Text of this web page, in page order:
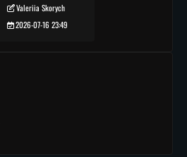
Valeriia Skorych
2026-07-16 23:49